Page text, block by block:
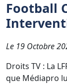
Football
Le 19 Octobre
Droits TV : La
que Médiapro